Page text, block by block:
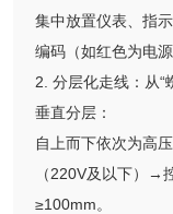
集中放置仪表、指
编码（如红色为电
2. 分层化走线：从“
垂直分层：
自上而下依次为高
（220V及以下）→
≥100mm。